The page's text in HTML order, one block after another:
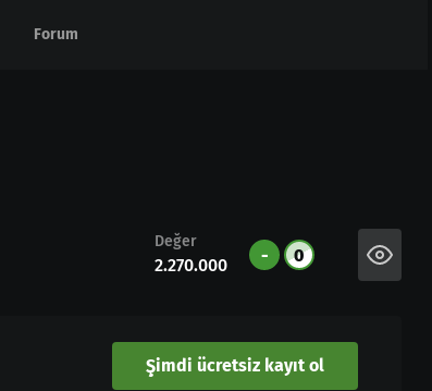
Forum
Forum
Değer
2.270.000 - 0
Şimdi ücretsiz kayıt ol